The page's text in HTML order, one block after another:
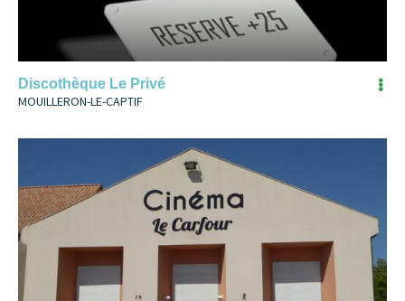
Discothèque Le Privé
MOUILLERON-LE-CAPTIF